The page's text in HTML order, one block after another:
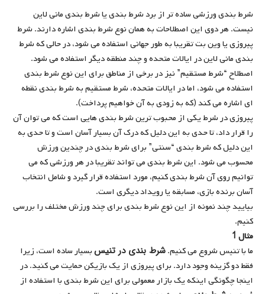
شرط بندی ورزشی ساده تر از برد شرط بندی یا شرط بندی مانی لاین
نیست. هر دوی این اصطلاحات به همان نوع شرط بندی اشاره دارند. شرط
پیروزی یا وین بت تقریبا به طور جهانی استفاده می شود، در حالی که شرط
بندی مانی لاین در ایالات متحده و چند منطقه دیگر استفاده می شود.
اصطلاح “شرط مستقیم” نیز در برخی از مناطق برای این نوع شرط بندی
استفاده می شود، اما در ایالات متحده، شرط مستقیم به شرط بندی نقطه
ای اشاره می کند (که به زودی به آن خواهیم پرداخت).
پیروزی در شرط یکی از محبوب ترین شرط بندی هایی است که می توان آن
را قرار داد، تا حدی به این دلیل که درک آن بسیار آسان است و تا حدی به
این دلیل که شرط بندی “سنتی” برای شرط بندی در چندین ورزش
محسوب می شود. این شرط بندی می تواند تقریبا در هر ورزشی که می
توانیم روی آن شرط بندی کنیم، مورد استفاده قرار گیرد و شامل انتخاب
آسان برنده بازی، مسابقه یا رویداد دیگری است.
بیایید چند نمونه از این نوع شرط بندی برای چند ورزش مختلف را بررسی
کنیم.
مثال 1
ما با تنیس شروع می کنیم.شرط بندی در تنیسبسیار ساده است، زیرا
فقط دو گزینه وجود دارد. برای پیروزی از یک بازیکن حمایت می کنید. در
اینجا چگونگی اینکه یک بازار معمولی برای این شرط بندی با استفاده از